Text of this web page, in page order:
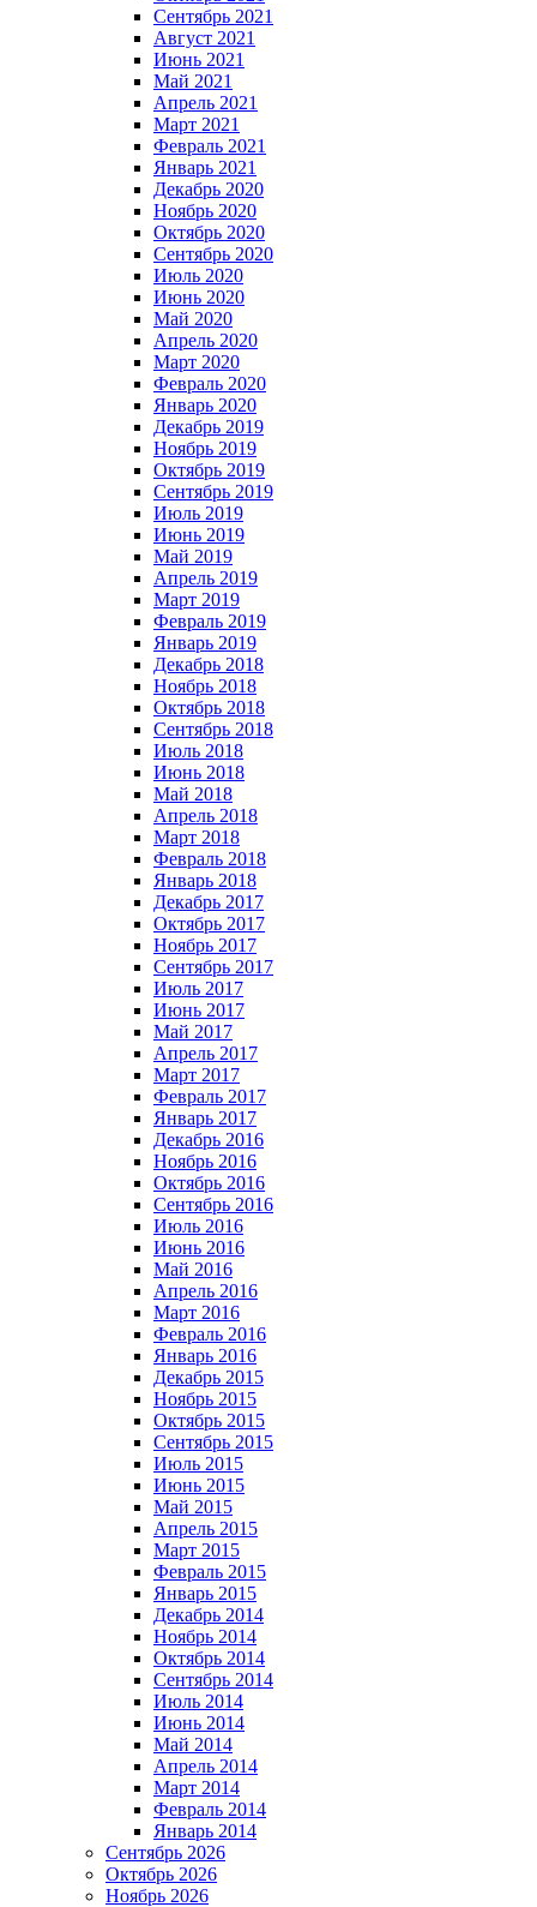
Сентябрь 2021
Август 2021
Июнь 2021
Май 2021
Апрель 2021
Март 2021
Февраль 2021
Январь 2021
Декабрь 2020
Ноябрь 2020
Октябрь 2020
Сентябрь 2020
Июль 2020
Июнь 2020
Май 2020
Апрель 2020
Март 2020
Февраль 2020
Январь 2020
Декабрь 2019
Ноябрь 2019
Октябрь 2019
Сентябрь 2019
Июль 2019
Июнь 2019
Май 2019
Апрель 2019
Март 2019
Февраль 2019
Январь 2019
Декабрь 2018
Ноябрь 2018
Октябрь 2018
Сентябрь 2018
Июль 2018
Июнь 2018
Май 2018
Апрель 2018
Март 2018
Февраль 2018
Январь 2018
Декабрь 2017
Октябрь 2017
Ноябрь 2017
Сентябрь 2017
Июль 2017
Июнь 2017
Май 2017
Апрель 2017
Март 2017
Февраль 2017
Январь 2017
Декабрь 2016
Ноябрь 2016
Октябрь 2016
Сентябрь 2016
Июль 2016
Июнь 2016
Май 2016
Апрель 2016
Март 2016
Февраль 2016
Январь 2016
Декабрь 2015
Ноябрь 2015
Октябрь 2015
Сентябрь 2015
Июль 2015
Июнь 2015
Май 2015
Апрель 2015
Март 2015
Февраль 2015
Январь 2015
Декабрь 2014
Ноябрь 2014
Октябрь 2014
Сентябрь 2014
Июль 2014
Июнь 2014
Май 2014
Апрель 2014
Март 2014
Февраль 2014
Январь 2014
Сентябрь 2026
Октябрь 2026
Ноябрь 2026